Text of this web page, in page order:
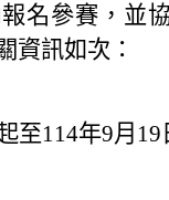
名參賽，並
資訊如次：
至114年9月19